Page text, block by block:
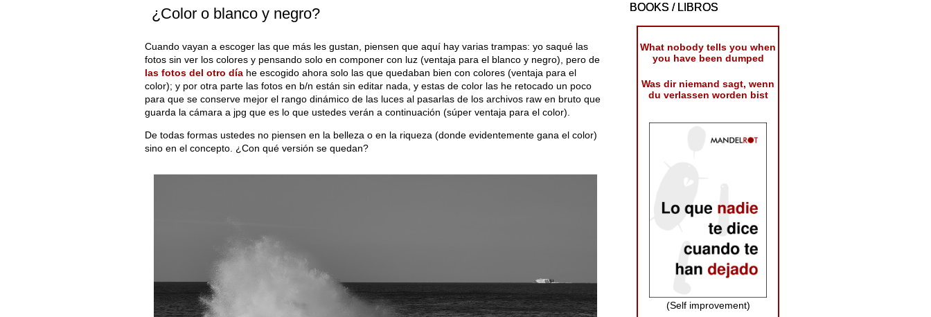
¿Color o blanco y negro?
Cuando vayan a escoger las que más les gustan, piensen que aquí hay varias trampas: yo saqué las
fotos sin ver los colores y pensando solo en componer con luz (ventaja para el blanco y negro), pero de
las fotos del otro día he escogido ahora solo las que quedaban bien con colores (ventaja para el
color); y por otra parte las fotos en b/n están sin editar nada, y estas de color las he retocado un poco
para que se conserve mejor el rango dinámico de las luces al pasarlas de los archivos raw en bruto que
guarda la cámara a jpg que es lo que ustedes verán a continuación (súper ventaja para el color).
De todas formas ustedes no piensen en la belleza o en la riqueza (donde evidentemente gana el color)
sino en el concepto. ¿Con qué versión se quedan?
BOOKS / LIBROS
What nobody tells you when
you have been dumped
Was dir niemand sagt, wenn
du verlassen worden bist
(Self improvement)